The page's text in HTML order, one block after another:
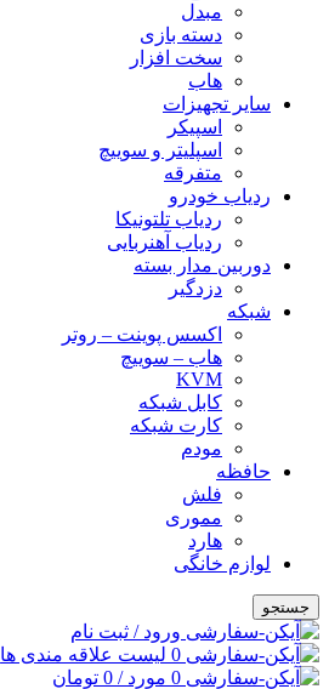
مبدل
دسته بازی
سخت افزار
هاب
سایر تجهیزات
اسپیکر
اسپلیتر و سوییچ
متفرقه
ردیاب خودرو
ردیاب تلتونیکا
ردیاب آهنربایی
دوربین مدار بسته
دزدگیر
شبکه
اکسس پوینت – روتر
هاب – سوییچ
KVM
کابل شبکه
کارت شبکه
مودم
حافظه
فلش
مموری
هارد
لوازم خانگی
جستجو
ورود / ثبت نام
0 لیست علاقه مندی ها
0 مورد/
0 تومان